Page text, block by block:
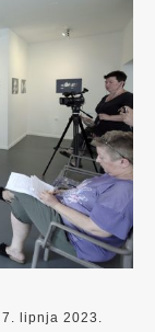
7. lipnja 2023.